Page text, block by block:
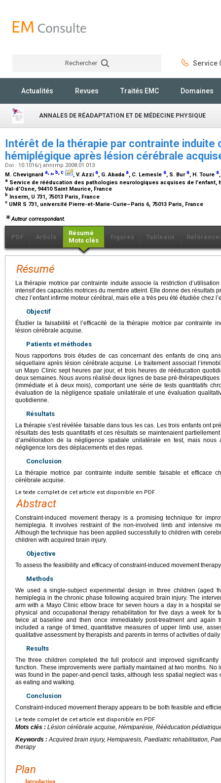
Rechercher Service
Actualités Revues Traités EMC Domaines
ANNALES DE RÉADAPTATION ET DE MÉDECINE PHYSIQUE
Intérêt de la thérapie par contrainte induite
hémiplégique après lésion cérébrale
Doi : 10.1016/j.annrmp.2008.01.013
M. Chevignard a,⁎, b,c , V. Azzi a, G. Abada a, C. Lemesle a, S. Bura, H. Toure a
a Service de rééducation des pathologies neurologiques acquises de l’enfant,
Val-d’Osne, 94410 Saint Maurice, France
b Inserm, U 731, 75013 Paris, France
c UMR S 731, université Pierre-et-Marie-Curie–Paris 6, 75013 Paris, France
Auteur correspondant.
PDF Article
Résumé
Mots clés
Figures Tableaux
Résumé
La thérapie motrice par contrainte induite associe la restriction
intensif des capacités motrices du membre atteint. Elle donne des résultats
chez l’enfant infirme moteur cérébral, mais elle a très peu été étudiée chez
Objectif
Étudier la faisabilité et l’efficacité de la thérapie motrice par contrainte
lésion cérébrale acquise.
Patients et méthodes
Nous rapportons trois études de cas concernant des enfants de cinq
séquellaire après lésion cérébrale acquise. Le traitement associait
un Mayo Clinic sept heures par jour, et trois heures de rééducation
deux semaines. Nous avons réalisé deux lignes de base pré-
(immédiate et à deux mois), comportant une série de tests quantitatifs
évaluation de la négligence spatiale unilatérale et une évaluation
quotidienne.
Résultats
La thérapie s’est révélée faisable dans tous les cas. Les trois enfants ont
résultats des tests quantitatifs et ces résultats se maintenaient
d’amélioration de la négligence spatiale unilatérale en test, mais
négligence lors des déplacements et des repas.
Conclusion
La thérapie motrice par contrainte induite semble faisable et efficace
cérébrale acquise.
Le texte complet de cet article est disponible en PDF.
Abstract
Constraint-induced movement therapy is a promising technique for
hemiplegia. It involves restraint of the non-involved limb and intensive
Although the technique has been applied successfully to children with
children with acquired brain injury.
Objective
To assess the feasibility and efficacy of constraint-induced movement
Methods
We used a single-subject experimental design in three children (aged
hemiplegia in the chronic phase following acquired brain injury. The
arm with a Mayo Clinic elbow brace for seven hours a day in a hospital
physical and occupational therapy rehabilitation for five days a week for
twice at baseline and then once immediately post-treatment and again
included a range of timed, quantitative measures of upper limb use,
qualitative assessment by therapists and parents in terms of activities of
Results
The three children completed the full protocol and improved
function. These improvements were partially maintained at two months.
was found in the paper-and-pencil tasks, although less spatial neglect
as eating and walking.
Conclusion
Constraint-induced movement therapy appears to be both feasible and
Le texte complet de cet article est disponible en PDF.
Mots clés : Lésion cérébrale acquise, Hémiparésie, Rééducation
Keywords : Acquired brain injury, Hemiparesis, Paediatric rehabilitation,
therapy
Plan
Introduction